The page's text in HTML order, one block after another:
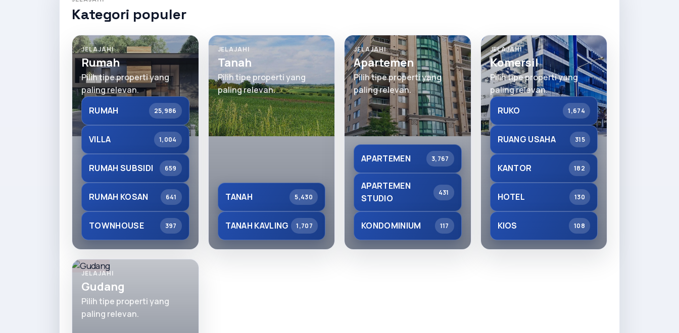
Kategori populer
JELAJAHI
Rumah
Pilih tipe properti yang
paling relevan.
RUMAH
25,986
VILLA 1,004
RUMAH SUBSIDI 659
RUMAH KOSAN 641
TOWNHOUSE 397
JELAJAHI
Tanah
Pilih tipe properti yang
paling relevan.
TANAH 5,430
TANAH KAVLING 1,707
JELAJAHI
Apartemen
Pilih tipe properti yang
paling relevan.
APARTEMEN 3,767
APARTEMEN
STUDIO
431
KONDOMINIUM 117
JELAJAHI
Komersil
Pilih tipe properti yang
paling relevan.
RUKO
1,674
RUANG USAHA 315
KANTOR 182
HOTEL 130
KIOS 108
JELAJAHI
Gudang
Pilih tipe properti yang
paling relevan.